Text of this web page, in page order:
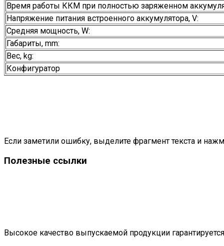
Время работы ККМ при полностью заряженном
Напряжение питания встроенного аккумулятора, V:
Средняя мощность, W:
Габариты, mm:
Вес, kg:
Конфигуратор
Если заметили ошибку, выделите фрагмент текста и
Полезные ссылки
Высокое качество выпускаемой продукции